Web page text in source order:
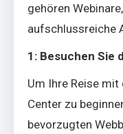
gehören
aufschlussreiche
1: Besuchen Sie
Um Ihre Reise
Center zu
bevorzugten